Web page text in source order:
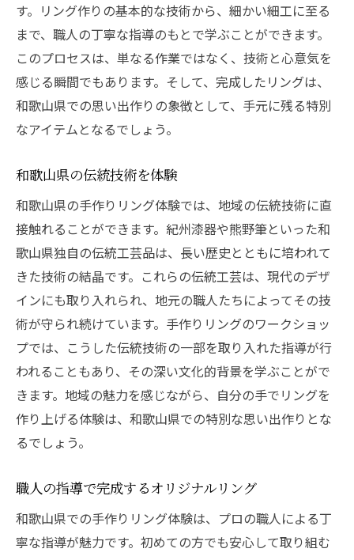
す。リング作りの基本的な技術から、細かい細工に至る
まで、職人の丁寧な指導のもとで学ぶことができます。
このプロセスは、単なる作業ではなく、技術と心意気を
感じる瞬間でもあります。そして、完成したリングは、
和歌山県での思い出作りの象徴として、手元に残る特別
なアイテムとなるでしょう。
和歌山県の伝統技術を体験
和歌山県の手作りリング体験では、地域の伝統技術に直
接触れることができます。紀州漆器や熊野筆といった和
歌山県独自の伝統工芸品は、長い歴史とともに培われて
きた技術の結晶です。これらの伝統工芸は、現代のデザ
インにも取り入れられ、地元の職人たちによってその技
術が守られ続けています。手作りリングのワークショッ
プでは、こうした伝統技術の一部を取り入れた指導が行
われることもあり、その深い文化的背景を学ぶことがで
きます。地域の魅力を感じながら、自分の手でリングを
作り上げる体験は、和歌山県での特別な思い出作りとな
るでしょう。
職人の指導で完成するオリジナルリング
和歌山県での手作りリング体験は、プロの職人による丁
寧な指導が魅力です。初めての方でも安心して取り組む